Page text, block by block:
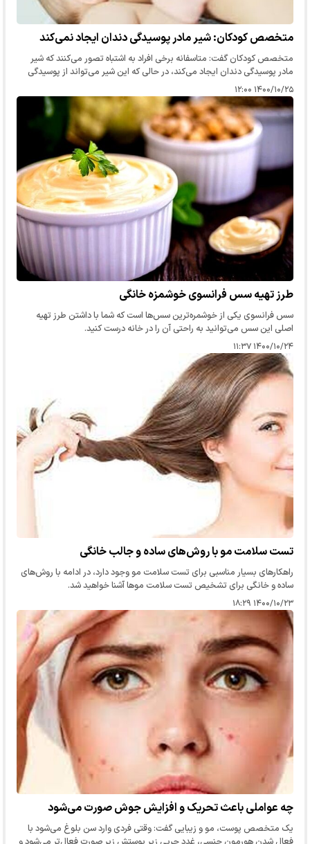
متخصص کودکان: شیر مادر پوسیدگی دندان ایجاد نمی‌کند
متخصص کودکان گفت: متاسفانه برخی افراد به اشتباه تصور می‌کنند که شیر
مادر پوسیدگی دندان ایجاد می‌کند، در حالی که این شیر می‌تواند از پوسیدگی
دندان جلوگیری کند. هر ماده‌ی غذایی که به مدت زیاد روی…
۱۴۰۰/۱۰/۲۵ ۱۲:۰۰
طرز تهیه سس فرانسوی خوشمزه خانگی
سس فرانسوی یکی از خوشمره‌ترین سس‌ها است که شما با داشتن طرز تهیه
اصلی این سس می‌توانید به راحتی آن را در خانه درست کنید.
۱۴۰۰/۱۰/۲۴ ۱۱:۳۷
تست سلامت مو با روش‌های ساده و جالب خانگی
راهکارهای بسیار مناسبی برای تست سلامت مو وجود دارد، در ادامه با روش‌های
ساده و خانگی برای تشخیص تست سلامت موها آشنا خواهید شد.
۱۴۰۰/۱۰/۲۳ ۱۸:۲۹
چه عواملی باعث تحریک و افزایش جوش صورت می‌شود
یک متخصص پوست، مو و زیبایی گفت: وقتی فردی وارد سن بلوغ می‌شود با